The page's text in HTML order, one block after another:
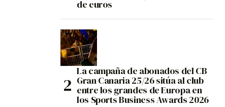
de euros
La campaña de abonados del CB
Gran Canaria 25/26 sitúa al club
entre los grandes de Europa en
los Sports Business Awards 2026